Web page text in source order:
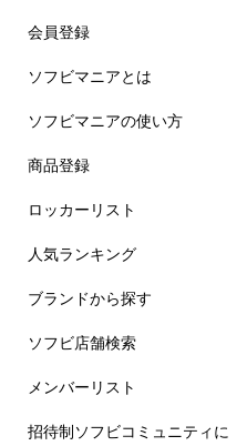
会員登録
ソフビマニアとは
ソフビマニアの使い方
商品登録
ロッカーリスト
人気ランキング
ブランドから探す
ソフビ店舗検索
メンバーリスト
招待制ソフビコミュニティに